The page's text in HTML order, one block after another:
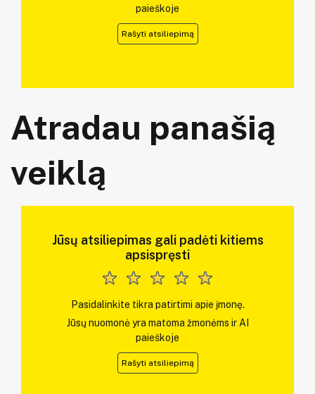
paieškoje
Rašyti atsiliepimą
Atradau panašią
veiklą
Jūsų atsiliepimas gali padėti kitiems
apsispręsti
Pasidalinkite tikra patirtimi apie įmonę.
Jūsų nuomonė yra matoma žmonėms ir AI
paieškoje
Rašyti atsiliepimą